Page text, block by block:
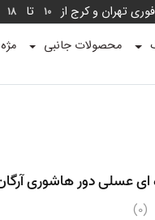
تهران و کرج از 10 تا 18
محصولات جانبی مژه
ای عسلی دور هاشوری
(0)